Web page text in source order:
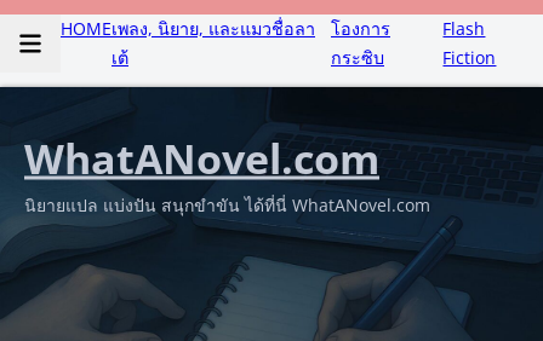
HOMEเพลง, นิยาย, และแมวชื่อลา
เต้
โองการ
กระซิบ
Flash
Fiction
WhatANovel.com
นิยายแปล แบ่งปัน สนุกขำขัน ได้ที่นี่ WhatANovel.com